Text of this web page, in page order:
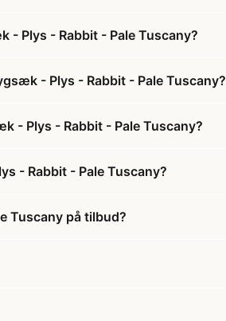
- Plys - Rabbit - Pale Tuscany?
- Plys - Rabbit - Pale Tuscany?
- Plys - Rabbit - Pale Tuscany?
- Rabbit - Pale Tuscany?
Tuscany på tilbud?